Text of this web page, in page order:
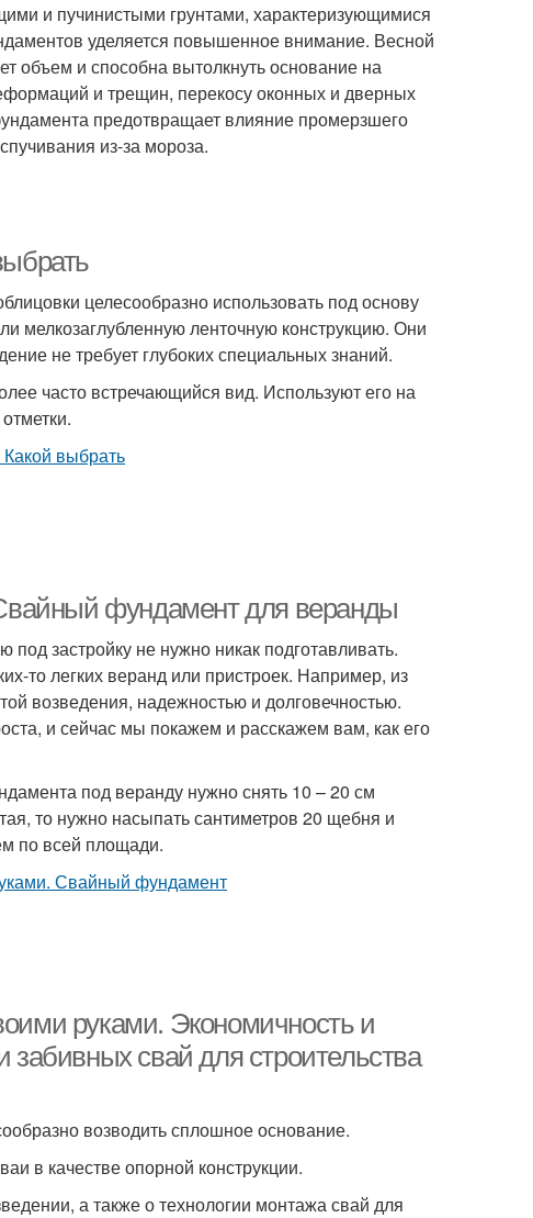
и пучинистыми грунтами, характеризующимися
уделяется повышенное внимание. Весной
объем и способна вытолкнуть основание на
и трещин, перекосу оконных и дверных
предотвращает влияние промерзшего
из-за мороза.
целесообразно использовать под основу
мелкозаглубленную ленточную конструкцию. Они
не требует глубоких специальных знаний.
часто встречающийся вид. Используют его на
фундамент для веранды
застройку не нужно никак подготавливать.
то легких веранд или пристроек. Например, из
возведения, надежностью и долговечностью.
и сейчас мы покажем и расскажем вам, как его
под веранду нужно снять 10 – 20 см
то нужно насыпать сантиметров 20 щебня и
по всей площади.
руками. Экономичность и
свай для строительства
возводить сплошное основание.
в качестве опорной конструкции.
а также о технологии монтажа свай для